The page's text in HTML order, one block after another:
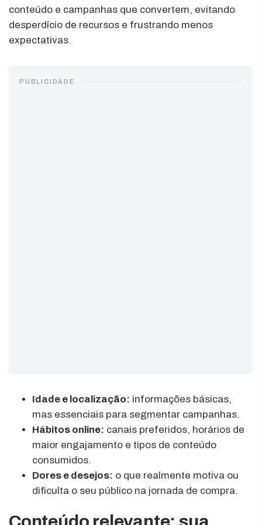
conteúdo e campanhas que convertem, evitando
desperdício de recursos e frustrando menos
expectativas.
PUBLICIDADE
Idade e localização: informações básicas,
mas essenciais para segmentar campanhas.
Hábitos online: canais preferidos, horários de
maior engajamento e tipos de conteúdo
consumidos.
Dores e desejos: o que realmente motiva ou
dificulta o seu público na jornada de compra.